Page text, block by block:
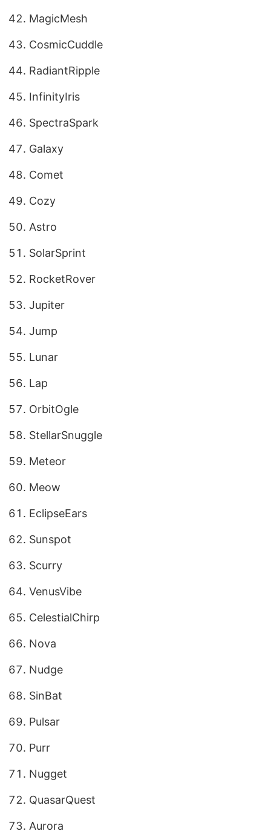
MagicMesh
CosmicCuddle
RadiantRipple
InfinityIris
SpectraSpark
Galaxy
Comet
Cozy
Astro
SolarSprint
RocketRover
Jupiter
Jump
Lunar
Lap
OrbitOgle
StellarSnuggle
Meteor
Meow
EclipseEars
Sunspot
Scurry
VenusVibe
CelestialChirp
Nova
Nudge
SinBat
Pulsar
Purr
Nugget
QuasarQuest
Aurora